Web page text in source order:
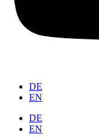
DE
EN
DE
EN